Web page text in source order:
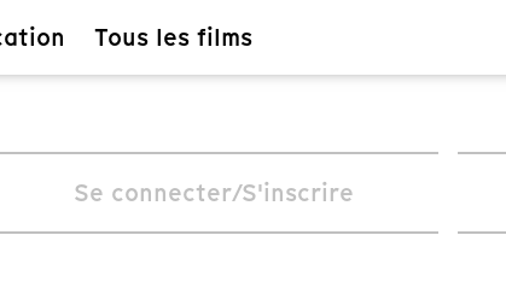
Tous les films
Se connecter/S'inscrire